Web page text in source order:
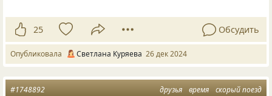
25 Обсудить
Опубликовала Светлана Куряева 26 дек 2024
друзья время скорый поезд
#1748892